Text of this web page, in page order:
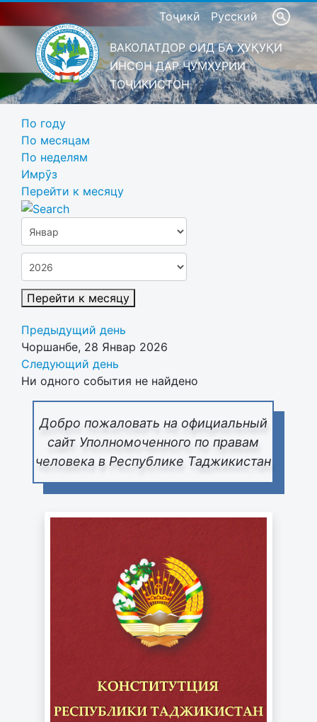
Тоҷикӣ Русский
ВАКОЛАТДОР ОИД БА ҲУҚУҚИ
ИНСОН ДАР ҶУМҲУРИИ
ТОҶИКИСТОН
Добро пожаловать на официальный
сайт Уполномоченного по правам
человека в Республике Таджикистан
По году
По месяцам
По неделям
Имрӯз
Перейти к месяцу
Перейти к месяцу
Предыдущий день
Чоршанбе, 28 Январ 2026
Следующий день
Ни одного события не найдено